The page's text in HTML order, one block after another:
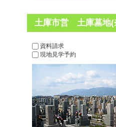
土庫市営 土庫墓地(
資料請求
現地見学予約